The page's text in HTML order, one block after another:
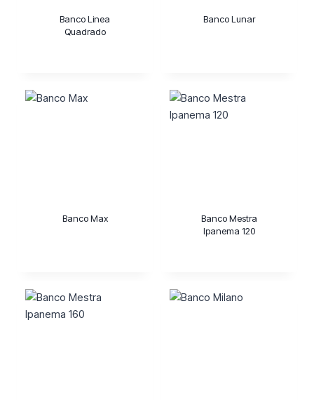
Banco Linea
Quadrado
Banco Lunar
Banco Max
Banco Mestra
Ipanema 120